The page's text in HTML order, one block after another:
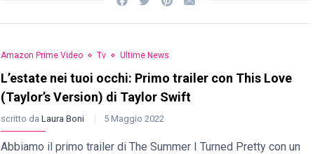
Amazon Prime Video Tv Ultime News
L’estate nei tuoi occhi: Primo trailer con This Love
(Taylor’s Version) di Taylor Swift
scritto da Laura Boni 5 Maggio 2022
Abbiamo il primo trailer di The Summer I Turned Pretty con un